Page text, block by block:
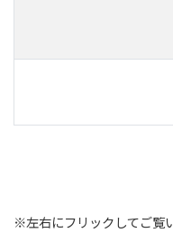
※左右にフリックしてご覧